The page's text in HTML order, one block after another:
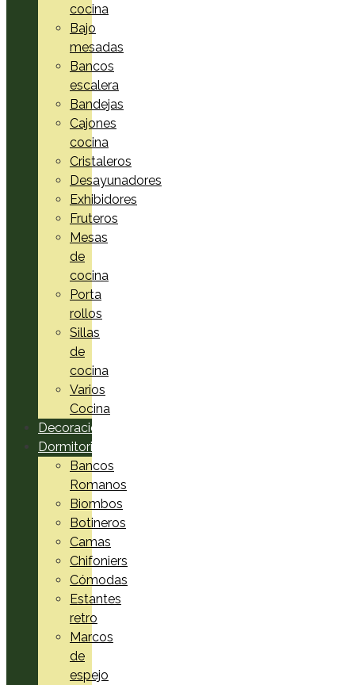
cocina
Bajo
mesadas
Bancos
escalera
Bandejas
Cajones
cocina
Cristaleros
Desayunadores
Exhibidores
Fruteros
Mesas
de
cocina
Porta
rollos
Sillas
de
cocina
Varios
Cocina
Decoración
Dormitorio
Bancos
Romanos
Biombos
Botineros
Camas
Chifoniers
Cómodas
Estantes
retro
Marcos
de
espejo